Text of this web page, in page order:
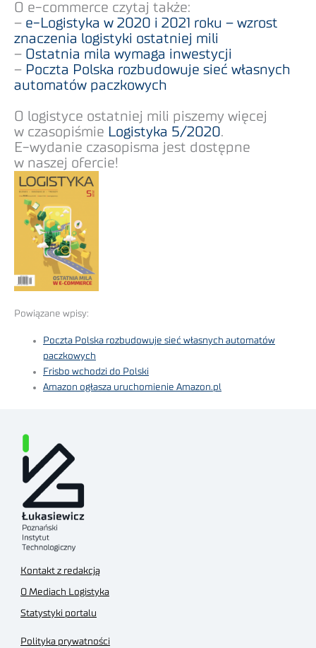
O e-commerce czytaj także:
– e-Logistyka w 2020 i 2021 roku – wzrost
znaczenia logistyki ostatniej mili
– Ostatnia mila wymaga inwestycji
– Poczta Polska rozbudowuje sieć własnych
automatów paczkowych
O logistyce ostatniej mili piszemy więcej
w czasopiśmie Logistyka 5/2020.
E-wydanie czasopisma jest dostępne
w naszej ofercie!
Powiązane wpisy:
Poczta Polska rozbudowuje sieć własnych automatów
paczkowych
Frisbo wchodzi do Polski
Amazon ogłasza uruchomienie Amazon.pl
Kontakt z redakcją
O Mediach Logistyka
Statystyki portalu
Polityka prywatności